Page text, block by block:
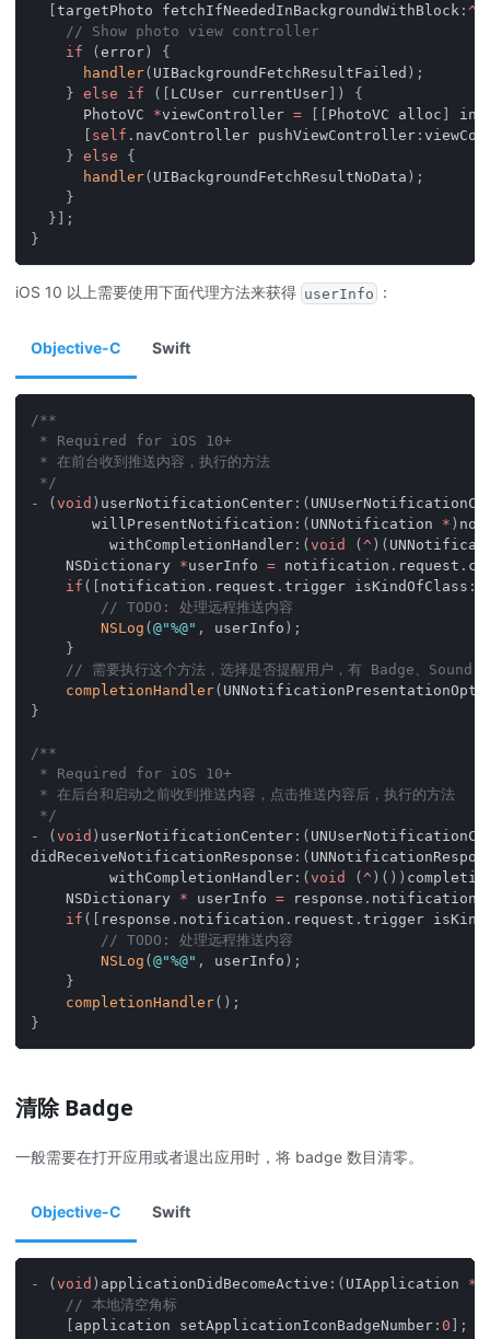
targetPhoto fetchIfNeededInBackgroundWithBlock : ^
// Show photo view controller
if
( error )
{
handler( UIBackgroundFetchResultFailed ) ;
} else if ( LCUser currentUser )
{
      PhotoVC
*viewController = PhotoVC alloc
self . navController pushViewController :
} else
{
handler( UIBackgroundFetchResultNoData ) ;
}
}
;
}
iOS 10 以上需要使用下面代理方法来获得 userInfo ：
Objective-C Swift
/**
* Required for iOS 10+
* 在前台收到推送内容，执行的方法
*/
-
( void ) userNotificationCenter : (
       willPresentNotification
: ( UNNotification * )
         withCompletionHandler
: ( void ( ^ ) (
    NSDictionary
*userInfo = notification . request .
if ( notification . request . trigger isKindOfClass :
// TODO: 处理远程推送内容
NSLog ( @"%@" , userInfo ) ;
}
// 需要执行这个方法，选择是否提醒用户，有 Badge、Sound
completionHandler(
}
/**
* Required for iOS 10+
* 在后台和启动之前收到推送内容，点击推送内容后，执行的方法
*/
-
( void ) userNotificationCenter : (
didReceiveNotificationResponse : (
         withCompletionHandler
: ( void ( ^ ) ( ) )
    NSDictionary
* userInfo = response . notification
if ( response . notification . request . trigger
// TODO: 处理远程推送内容
NSLog ( @"%@" , userInfo ) ;
}
completionHandler( ) ;
}
清除 Badge
一般需要在打开应用或者退出应用时，将 badge 数目清零。
Objective-C Swift
- ( void ) applicationDidBecomeActive : ( UIApplication *
// 本地清空角标
application setApplicationIconBadgeNumber : 0
;